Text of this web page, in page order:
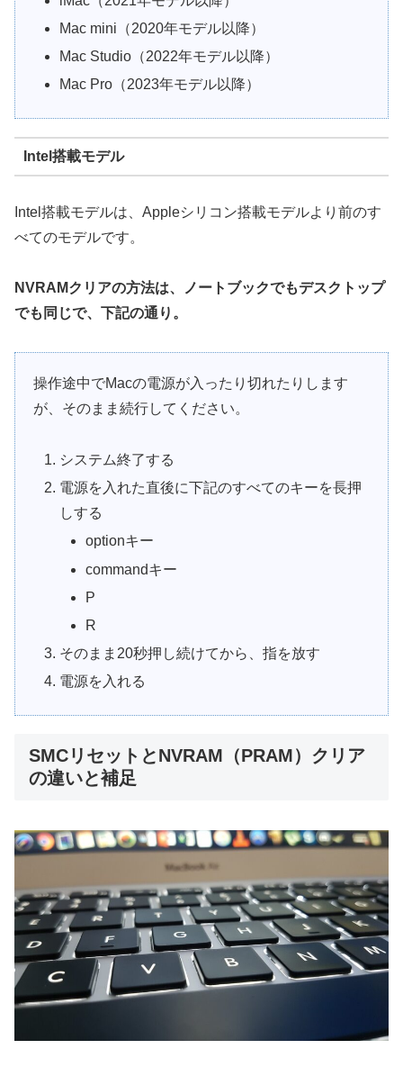
Mac mini（2020年モデル以降）
Mac Studio（2022年モデル以降）
Mac Pro（2023年モデル以降）
Intel搭載モデル
Intel搭載モデルは、Appleシリコン搭載モデルより前のす
べてのモデルです。
NVRAMクリアの方法は、ノートブックでもデスクトップ
でも同じで、下記の通り。
操作途中でMacの電源が入ったり切れたりします
が、そのまま続行してください。
システム終了する
電源を入れた直後に下記のすべてのキーを長押
しする
optionキー
commandキー
P
R
そのまま20秒押し続けてから、指を放す
電源を入れる
SMCリセットとNVRAM（PRAM）クリア
の違いと補足